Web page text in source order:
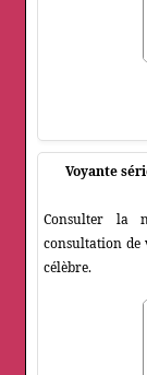
Voyante
Consulter la
consultation de
célèbre.